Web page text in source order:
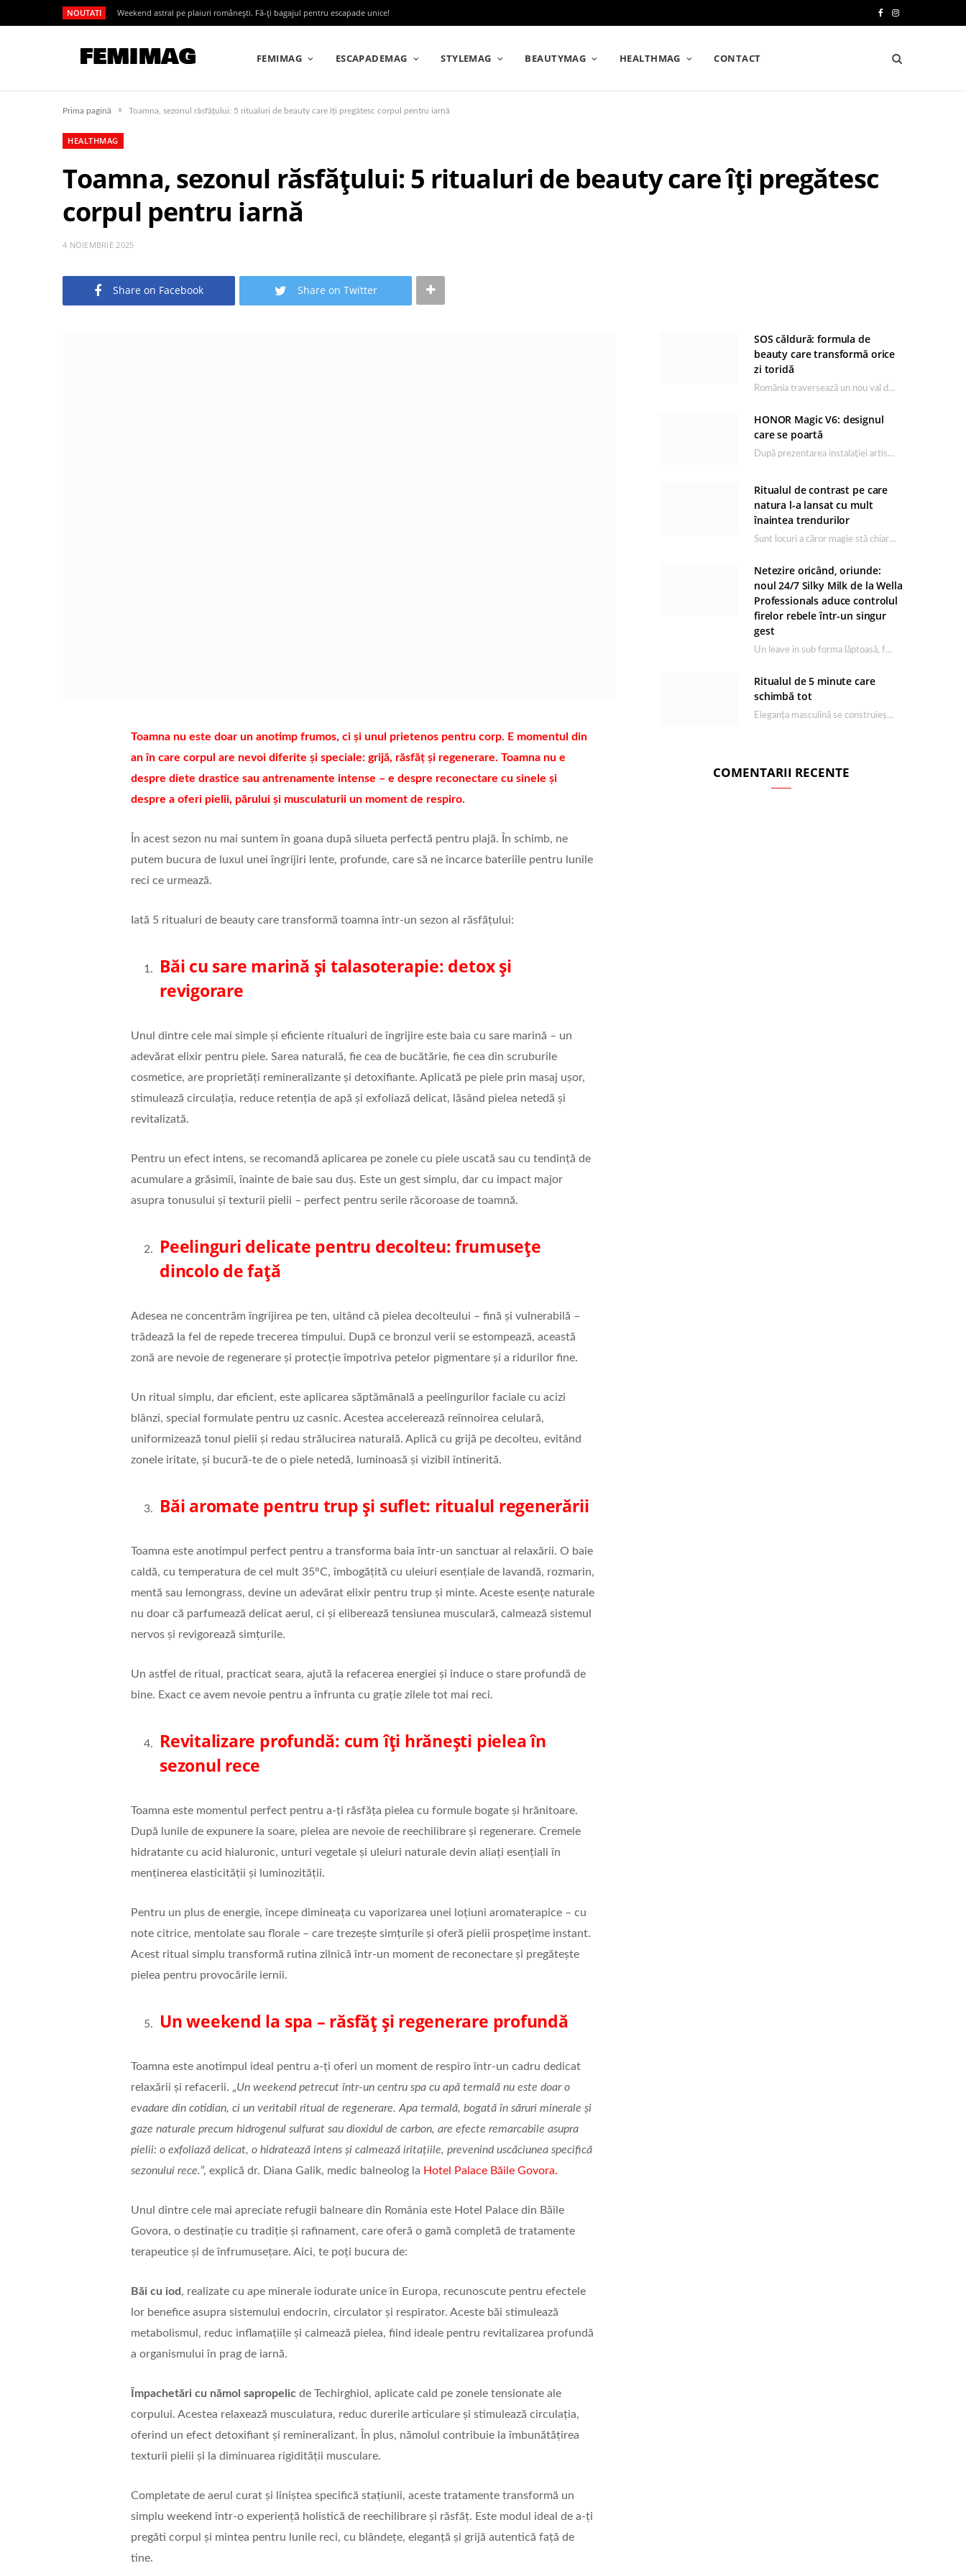
NOUTATI Weekend astral pe plaiuri românești. Fă-ți bagajul pentru escapade unice!
e
I
s
t
FEMIMAG ESCAPADEMAG STYLEMAG BEAUTYMAG HEALTHMAG CONTACT
Prima pagină » Toamna, sezonul răsfățului: 5 ritualuri de beauty care îți pregătesc corpul pentru iarnă
HEALTHMAG
Toamna, sezonul răsfățului: 5 ritualuri de beauty care îți pregătesc
corpul pentru iarnă
4 NOIEMBRIE 2025
Share on Facebook Share on Twitter
Toamna nu este doar un anotimp frumos, ci și unul prietenos pentru corp. E momentul din
an în care corpul are nevoi diferite și speciale: grijă, răsfăț și regenerare. Toamna nu e
despre diete drastice sau antrenamente intense – e despre reconectare cu sinele și
despre a oferi pielii, părului și musculaturii un moment de respiro.
În acest sezon nu mai suntem în goana după silueta perfectă pentru plajă. În schimb, ne
putem bucura de luxul unei îngrijiri lente, profunde, care să ne încarce bateriile pentru lunile
reci ce urmează.
Iată 5 ritualuri de beauty care transformă toamna într-un sezon al răsfățului:
Băi cu sare marină și talasoterapie: detox și
revigorare
Unul dintre cele mai simple și eficiente ritualuri de îngrijire este baia cu sare marină – un
adevărat elixir pentru piele. Sarea naturală, fie cea de bucătărie, fie cea din scruburile
cosmetice, are proprietăți remineralizante și detoxifiante. Aplicată pe piele prin masaj ușor,
stimulează circulația, reduce retenția de apă și exfoliază delicat, lăsând pielea netedă și
revitalizată.
Pentru un efect intens, se recomandă aplicarea pe zonele cu piele uscată sau cu tendință de
acumulare a grăsimii, înainte de baie sau duș. Este un gest simplu, dar cu impact major
asupra tonusului și texturii pielii – perfect pentru serile răcoroase de toamnă.
Peelinguri delicate pentru decolteu: frumusețe
dincolo de față
Adesea ne concentrăm îngrijirea pe ten, uitând că pielea decolteului – fină și vulnerabilă –
trădează la fel de repede trecerea timpului. După ce bronzul verii se estompează, această
zonă are nevoie de regenerare și protecție împotriva petelor pigmentare și a ridurilor fine.
Un ritual simplu, dar eficient, este aplicarea săptămânală a peelingurilor faciale cu acizi
blânzi, special formulate pentru uz casnic. Acestea accelerează reînnoirea celulară,
uniformizează tonul pielii și redau strălucirea naturală. Aplică cu grijă pe decolteu, evitând
zonele iritate, și bucură-te de o piele netedă, luminoasă și vizibil întinerită.
Băi aromate pentru trup și suflet: ritualul regenerării
Toamna este anotimpul perfect pentru a transforma baia într-un sanctuar al relaxării. O baie
caldă, cu temperatura de cel mult 35°C, îmbogățită cu uleiuri esențiale de lavandă, rozmarin,
mentă sau lemongrass, devine un adevărat elixir pentru trup și minte. Aceste esențe naturale
nu doar că parfumează delicat aerul, ci și eliberează tensiunea musculară, calmează sistemul
nervos și revigorează simțurile.
Un astfel de ritual, practicat seara, ajută la refacerea energiei și induce o stare profundă de
bine. Exact ce avem nevoie pentru a înfrunta cu grație zilele tot mai reci.
Revitalizare profundă: cum îți hrănești pielea în
sezonul rece
Toamna este momentul perfect pentru a-ți răsfăța pielea cu formule bogate și hrănitoare.
După lunile de expunere la soare, pielea are nevoie de reechilibrare și regenerare. Cremele
hidratante cu acid hialuronic, unturi vegetale și uleiuri naturale devin aliați esențiali în
menținerea elasticității și luminozității.
Pentru un plus de energie, începe dimineața cu vaporizarea unei loțiuni aromaterapice – cu
note citrice, mentolate sau florale – care trezește simțurile și oferă pielii prospețime instant.
Acest ritual simplu transformă rutina zilnică într-un moment de reconectare și pregătește
pielea pentru provocările iernii.
Un weekend la spa – răsfăț și regenerare profundă
Toamna este anotimpul ideal pentru a-ți oferi un moment de respiro într-un cadru dedicat
relaxării și refacerii. „Un weekend petrecut într-un centru spa cu apă termală nu este doar o
evadare din cotidian, ci un veritabil ritual de regenerare. Apa termală, bogată în săruri minerale și
gaze naturale precum hidrogenul sulfurat sau dioxidul de carbon, are efecte remarcabile asupra
pielii: o exfoliază delicat, o hidratează intens și calmează iritațiile, prevenind uscăciunea specifică
sezonului rece.”, explică dr. Diana Galik, medic balneolog la Hotel Palace Băile Govora.
Unul dintre cele mai apreciate refugii balneare din România este Hotel Palace din Băile
Govora, o destinație cu tradiție și rafinament, care oferă o gamă completă de tratamente
terapeutice și de înfrumusețare. Aici, te poți bucura de:
Băi cu iod, realizate cu ape minerale iodurate unice în Europa, recunoscute pentru efectele
lor benefice asupra sistemului endocrin, circulator și respirator. Aceste băi stimulează
metabolismul, reduc inflamațiile și calmează pielea, fiind ideale pentru revitalizarea profundă
a organismului în prag de iarnă.
Împachetări cu nămol sapropelicde Techirghiol, aplicate cald pe zonele tensionate ale
corpului. Acestea relaxează musculatura, reduc durerile articulare și stimulează circulația,
oferind un efect detoxifiant și remineralizant. În plus, nămolul contribuie la îmbunătățirea
texturii pielii și la diminuarea rigidității musculare.
Completate de aerul curat și liniștea specifică stațiunii, aceste tratamente transformă un
simplu weekend într-o experiență holistică de reechilibrare și răsfăț. Este modul ideal de a-ți
pregăti corpul și mintea pentru lunile reci, cu blândețe, eleganță și grijă autentică față de
tine.
SOS căldură: formula de
beauty care transformă orice
zi toridă
România traversează un nou val de căldură, iar rutina de îngrijire capătă un rol esențial…
HONOR Magic V6: designul
care se poartă
După prezentarea instalației artistice semnată de Catrinel Săbăciag în cadrul evenimentului de lansare HONOR Magic…
Ritualul de contrast pe care
natura l-a lansat cu mult
înaintea trendurilor
Sunt locuri a căror magie stă chiar în firea lor naturală, iar Lacul Ursu din…
Netezire oricând, oriunde:
noul 24/7 Silky Milk de la Wella
Professionals aduce controlul
firelor rebele într-un singur
gest
Un leave in sub forma lăptoasă, fără clătire care completează rutina Ultimate Smooth și transformă…
Ritualul de 5 minute care
schimbă tot
Eleganța masculină se construiește dimineața, în câteva minute și cu produsele potrivite. O rutină de…
COMENTARII RECENTE